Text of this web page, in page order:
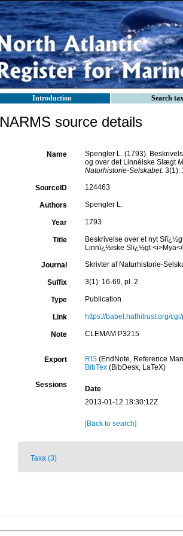
Introduction Search
NARMS source details
Name
Spengler L. (1793).
og over det Linnéiske Slægt
Naturhistorie-Selskabet. 3(1):
SourceID 124463
Authors Spengler L.
Year 1793
Title
Beskrivelse over et nyt
Linnï¿½iske Slï¿½gt
Journal Skrivter af Naturhistorie-
Suffix 3(1): 16-69, pl. 2
Type Publication
Link https://babel.hathitrust.org/
Note CLEMAM P3215
Export RIS(EndNote, Reference
BibTex(BibDesk, LaTeX)
Sessions Date
2013-01-12 18:30:12Z
[Back to search]
Taxa (3)